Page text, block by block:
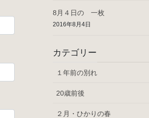
8月４日の 一枚
2016年8月4日
カテゴリー
１年前の別れ
20歳前後
２月・ひかりの春